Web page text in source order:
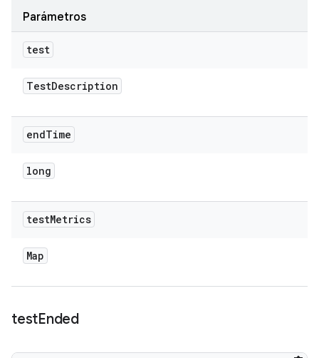
Parámetros
test
TestDescription
endTime
long
testMetrics
Map
testEnded